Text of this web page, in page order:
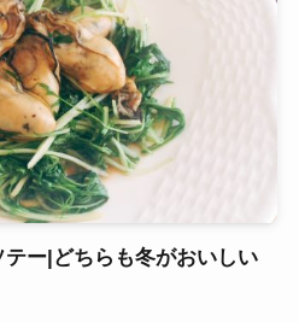
ー|どちらも冬がおいしい